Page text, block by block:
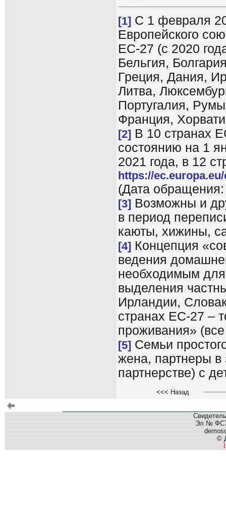
[1] С 1 февраля
Европейского
ЕС-27 (с 2020
Бельгия,
Греция, Дания,
Литва,
Португалия,
Франция,
[2] В 10 странах
состоянию на 1
2021 года, в 12
https://
(Дата
[3] Возможны и
в период
каюты, хижины,
[4] Концепция
ведения
необходимым для
выделения
Ирландии,
странах ЕС-27 –
проживания»
[5] Семьи
жена, партнеры в
партнерстве) с
<<< Назад
Эл №
©